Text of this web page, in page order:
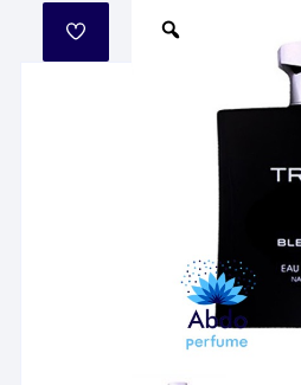
مورد
علاقه